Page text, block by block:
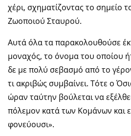
χέρι, σχηματίζοντας το σημείο
Ζωοποιού Σταυρού.
Αυτά όλα τα παρακολουθούσε
μοναχός, το όνομα του οποίου
δε με πολύ σεβασμό από το
τι ακριβώς συμβαίνει. Τότε ο
ώραν ταύτην βούλεται να
πόλεμον κατά των Κομάνων και
φονεύουσι».